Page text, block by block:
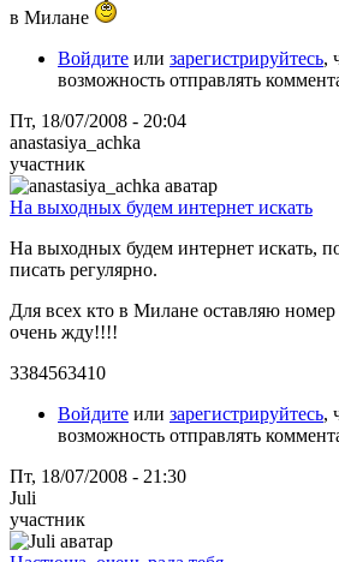
в Милане
Войдите или зарегистрируйтесь,
возможность отправлять
Пт, 18/07/2008 - 20:04
anastasiya_achka
участник
На выходных будем интернет искать
На выходных будем интернет искать,
писать регулярно.
Для всех кто в Милане оставляю
очень жду!!!!
3384563410
Войдите или зарегистрируйтесь,
возможность отправлять
Пт, 18/07/2008 - 21:30
Juli
участник